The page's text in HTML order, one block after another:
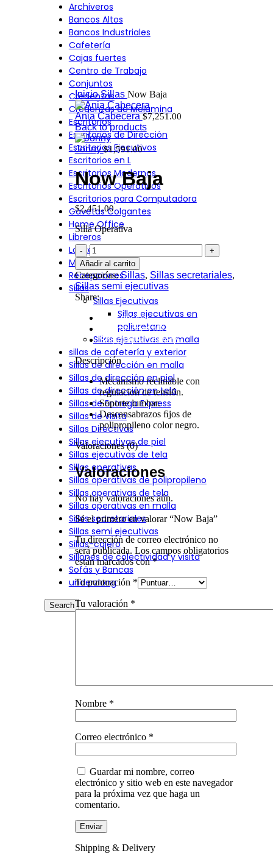
Archiveros
Bancos Altos
Bancos Industriales
Cafetería
Cajas fuertes
Centro de Trabajo
Conjuntos
Credenzas
Credenzas de Melamina
Escritorios
Escritorios de Dirección
Escritorios Ejecutivos
Escritorios en L
Escritorios Modernos
Escritorios Operativos
Escritorios para Computadora
Gavetas Colgantes
Home Office
Libreros
Lockers
Mesa de Juntas
Recepciones
Sillas
Sillas Ejecutivas
Sillas ejecutivas en
poliuretano
Sillas ejecutivas en malla
sillas de cafetería y exterior
Sillas de dirección en malla
Sillas de dirección en piel
Sillas de dirección en tela
Sillas de Entrega Express
Sillas de visita
Sillas Directivas
Sillas ejecutivas de piel
Sillas ejecutivas de tela
Sillas operativas
Sillas operativas de polipropileno
Sillas operativas de tela
Sillas operativas en malla
Sillas secretariales
Sillas semi ejecutivas
Sillas-cajero
Sillones de colectividad y visita
Sofás y Bancas
underzlong
Search
Click to enlarge
InicioSillas Now Baja
Ania Cabecera$7,251.00
Back to products
Jonny$1,591.00
Now Baja
$2,451.00
Silla Operativa
Añadir al carrito
Categorías: Sillas, Sillas secretariales,
Sillas semi ejecutivas
Share:
Descripción
Valoraciones (0)
Shipping & Delivery
Descripción
Mecanismo reclinable con
regulacion de tensión.
Soporte lumbar.
Descansabrazos ﬁjos de
polipropileno color negro.
Valoraciones (0)
Valoraciones
No hay valoraciones aún.
Sé el primero en valorar “Now Baja”
Tu dirección de correo electrónico no
será publicada. Los campos obligatorios
están marcados con*
Tu puntuación *
Tu valoración *
Nombre *
Correo electrónico *
Guardar mi nombre, correo
electrónico y sitio web en este navegador
para la próxima vez que haga un
comentario.
Shipping & Delivery